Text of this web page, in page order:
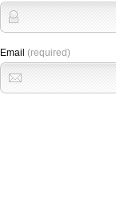
Email (required)